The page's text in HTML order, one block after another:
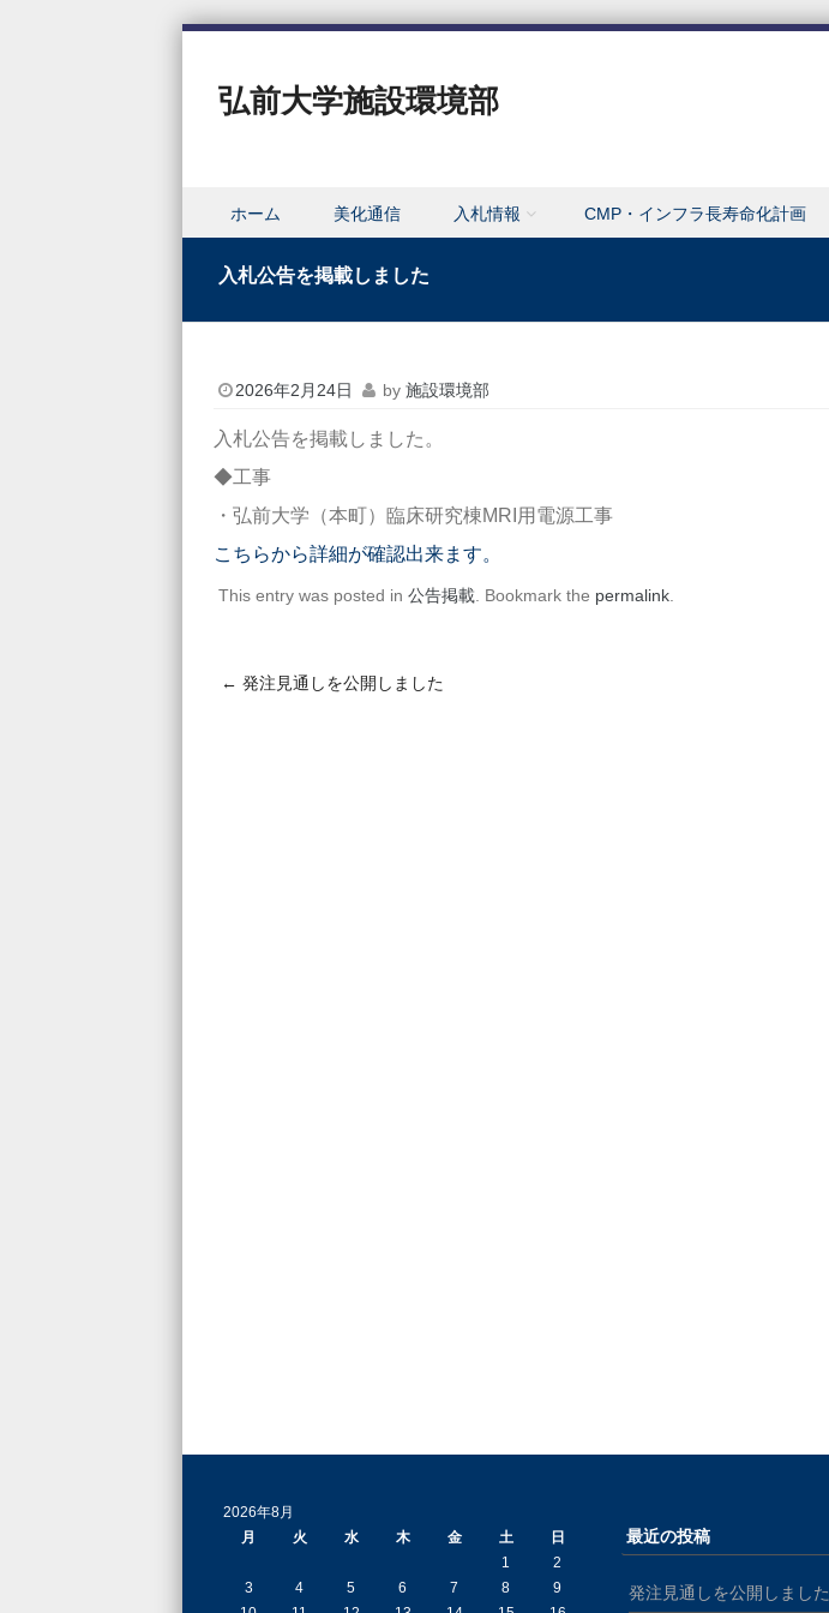
弘前大学施設環境部
Menu
ホーム 美化通信 入札情報 CMP・インフラ長寿命化計画
入札公告を掲載しました
2026年2月24日 by 施設環境部
入札公告を掲載しました。
◆工事
・弘前大学（本町）臨床研究棟MRI用電源工事
こちらから詳細が確認出来ます。
This entry was posted in 公告掲載 . Bookmark the permalink
← 発注見通しを公開しました
2026年8月
月
火 水 木 金 土
日
1
2
3
4 5 6 7 8
9
最近の投稿
発注見通しを公開しました